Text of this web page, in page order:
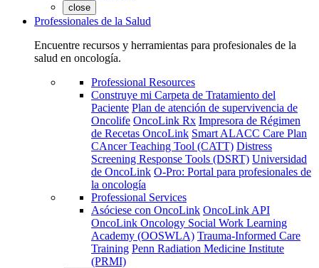
close
Professionales de la Salud
Encuentre recursos y herramientas para profesionales de la
salud en oncología.
Professional Resources
Construye mi Carpeta de Tratamiento del
Paciente Plan de atención de supervivencia de
Oncolife OncoLink Rx Impresora de Régimen
de Recetas OncoLink Smart ALACC Care Plan
CAncer Teaching Tool (CATT) Distress
Screening Response Tools (DSRT) Universidad
de OncoLink O-Pro: Portal para profesionales de
la oncología
Professional Services
Asóciese con OncoLink OncoLink API
OncoLink Oncology Social Work Learning
Academy (OOSWLA) Trauma-Informed Care
Training Penn Radiation Medicine Institute
(PRMI)